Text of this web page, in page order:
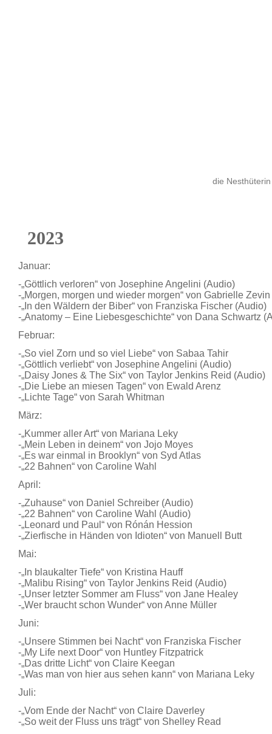
die Nesthüterin
2023
Januar:
-„Göttlich verloren“ von Josephine Angelini (Audio)
-„Morgen, morgen und wieder morgen“ von Gabrielle Zevin
-„In den Wäldern der Biber“ von Franziska Fischer (Audio)
-„Anatomy – Eine Liebesgeschichte“ von Dana Schwartz
Februar:
-„So viel Zorn und so viel Liebe“ von Sabaa Tahir
-„Göttlich verliebt“ von Josephine Angelini (Audio)
-„Daisy Jones & The Six“ von Taylor Jenkins Reid (Audio)
-„Die Liebe an miesen Tagen“ von Ewald Arenz
-„Lichte Tage“ von Sarah Whitman
März:
-„Kummer aller Art“ von Mariana Leky
-„Mein Leben in deinem“ von Jojo Moyes
-„Es war einmal in Brooklyn“ von Syd Atlas
-„22 Bahnen“ von Caroline Wahl
April:
-„Zuhause“ von Daniel Schreiber (Audio)
-„22 Bahnen“ von Caroline Wahl (Audio)
-„Leonard und Paul“ von Rónán Hession
-„Zierfische in Händen von Idioten“ von Manuell Butt
Mai:
-„In blaukalter Tiefe“ von Kristina Hauff
-„Malibu Rising“ von Taylor Jenkins Reid (Audio)
-„Unser letzter Sommer am Fluss“ von Jane Healey
-„Wer braucht schon Wunder“ von Anne Müller
Juni:
-„Unsere Stimmen bei Nacht“ von Franziska Fischer
-„My Life next Door“ von Huntley Fitzpatrick
-„Das dritte Licht“ von Claire Keegan
-„Was man von hier aus sehen kann“ von Mariana Leky
Juli:
-„Vom Ende der Nacht“ von Claire Daverley
-„So weit der Fluss uns trägt“ von Shelley Read